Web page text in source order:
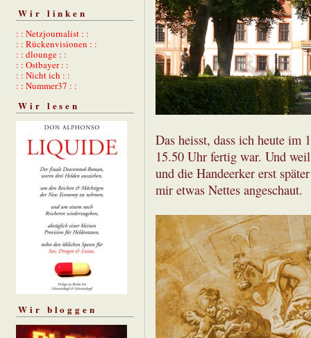
Wir linken
: : Netzjournalist : :
: : Rückenvisionen : :
: : dlounge : :
: : Ostbayer : :
: : Nicht ich : :
: : Nummer37 : :
Wir lesen
Wir bloggen
Das heisst, dass ich heute im
15.50 Uhr fertig war. Und
und die Handeerker erst
mir etwas Nettes angeschaut.